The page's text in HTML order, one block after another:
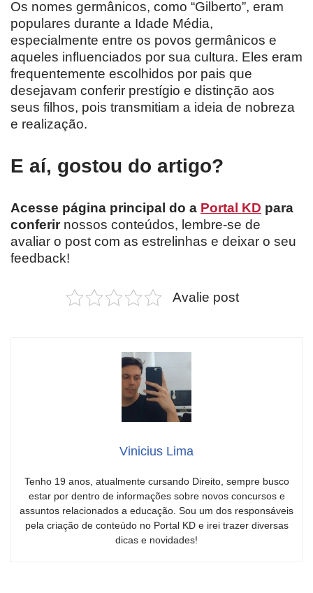
Os nomes germânicos, como “Gilberto”, eram
populares durante a Idade Média,
especialmente entre os povos germânicos e
aqueles influenciados por sua cultura. Eles eram
frequentemente escolhidos por pais que
desejavam conferir prestígio e distinção aos
seus filhos, pois transmitiam a ideia de nobreza
e realização.
E aí, gostou do artigo?
Acesse página principal do a Portal KD para
conferirnossos conteúdos, lembre-se de
avaliar o post com as estrelinhas e deixar o seu
feedback!
Avalie post
Vinicius Lima
Tenho 19 anos, atualmente cursando Direito, sempre busco
estar por dentro de informações sobre novos concursos e
assuntos relacionados a educação. Sou um dos responsáveis
pela criação de conteúdo no Portal KD e irei trazer diversas
dicas e novidades!